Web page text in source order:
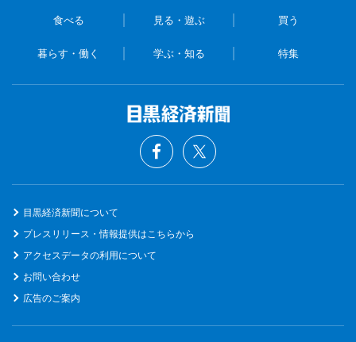
食べる 見る・遊ぶ 買う
暮らす・働く 学ぶ・知る 特集
目黒経済新聞について
プレスリリース・情報提供はこちらから
アクセスデータの利用について
お問い合わせ
広告のご案内